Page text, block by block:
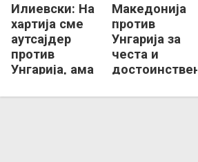
Илиевски: На
хартија сме
аутсајдер
против
Унгарија, ама
бориме!
Македонија Унгарија
Македонија
против
Унгарија за
честа и
достоинствен
циклусот
Македонија